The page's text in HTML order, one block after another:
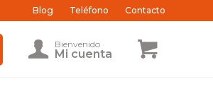
Blog Teléfono Contacto